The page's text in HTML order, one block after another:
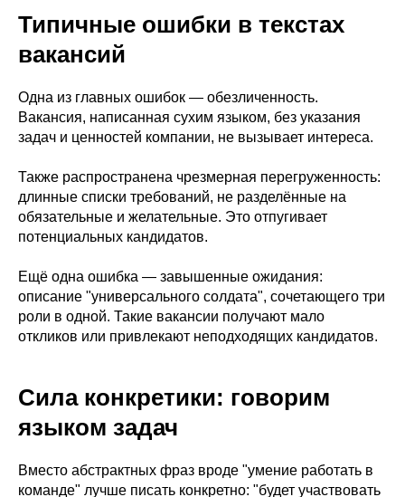
Типичные ошибки в текстах
вакансий
Одна из главных ошибок — обезличенность.
Вакансия, написанная сухим языком, без указания
задач и ценностей компании, не вызывает интереса.
Также распространена чрезмерная перегруженность:
длинные списки требований, не разделённые на
обязательные и желательные. Это отпугивает
потенциальных кандидатов.
Ещё одна ошибка — завышенные ожидания:
описание "универсального солдата", сочетающего три
роли в одной. Такие вакансии получают мало
откликов или привлекают неподходящих кандидатов.
Сила конкретики: говорим
языком задач
Вместо абстрактных фраз вроде "умение работать в
команде" лучше писать конкретно: "будет участвовать